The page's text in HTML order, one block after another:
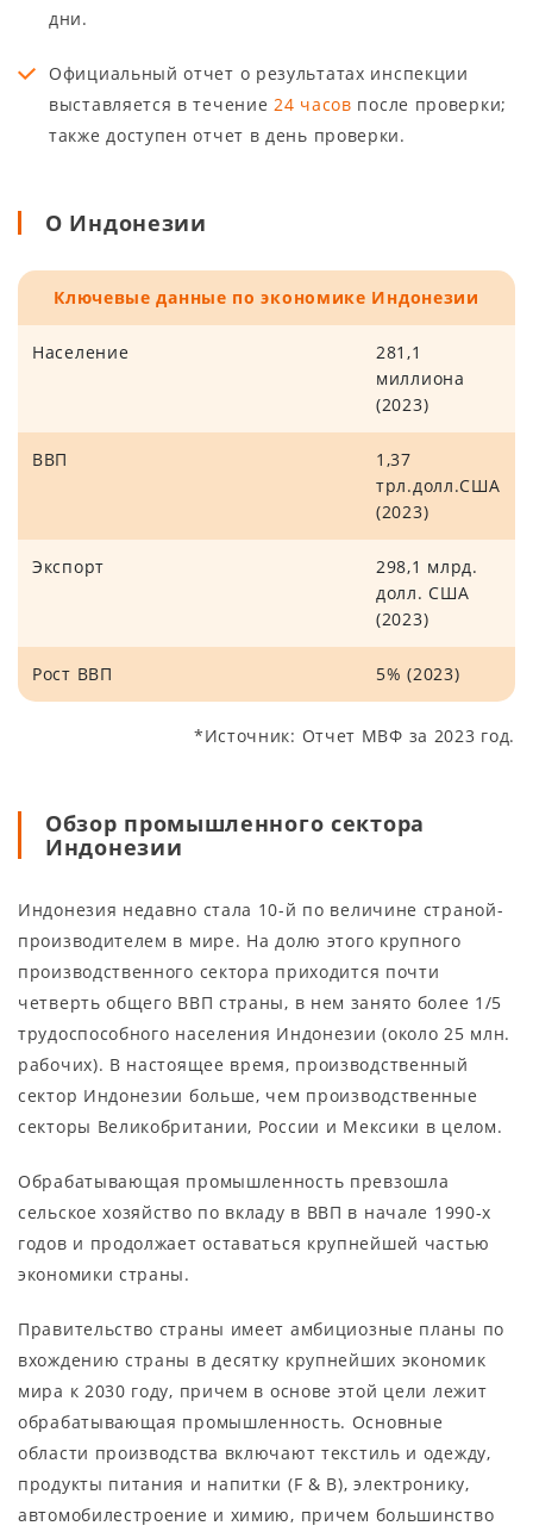
дни.
Официальный отчет о результатах инспекции
выставляется в течение 24 часов после проверки;
также доступен отчет в день проверки.
О Индонезии
Ключевые данные по экономике Индонезии
Население
281,1
миллиона
(2023)
ВВП
1,37
трл.долл.США
(2023)
Экспорт
298,1 млрд.
долл. США
(2023)
Рост ВВП 5% (2023)
*Источник: Отчет МВФ за 2023 год.
Обзор промышленного сектора
Индонезии
Индонезия недавно стала 10-й по величине страной-
производителем в мире. На долю этого крупного
производственного сектора приходится почти
четверть общего ВВП страны, в нем занято более 1/5
трудоспособного населения Индонезии (около 25 млн.
рабочих). В настоящее время, производственный
сектор Индонезии больше, чем производственные
секторы Великобритании, России и Мексики в целом.
Обрабатывающая промышленность превзошла
сельское хозяйство по вкладу в ВВП в начале 1990-х
годов и продолжает оставаться крупнейшей частью
экономики страны.
Правительство страны имеет амбициозные планы по
вхождению страны в десятку крупнейших экономик
мира к 2030 году, причем в основе этой цели лежит
обрабатывающая промышленность. Основные
области производства включают текстиль и одежду,
продукты питания и напитки (F & B), электронику,
автомобилестроение и химию, причем большинство